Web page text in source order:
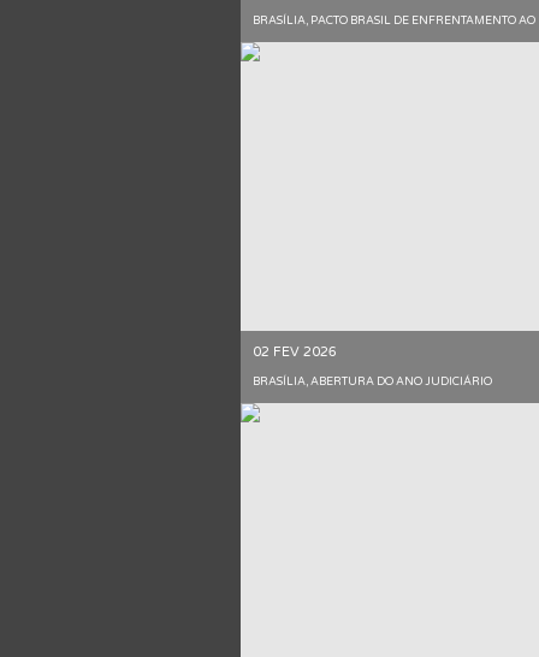
BRASÍLIA, PACTO BRASIL DE ENFRENTAMENTO
02 FEV 2026
BRASÍLIA, ABERTURA DO ANO JUDICIÁRIO